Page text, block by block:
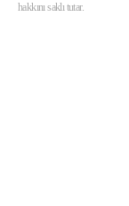
hakkını saklı tutar.